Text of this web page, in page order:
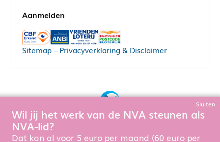
Sitemap– Privacyverklaring & Disclaimer
Om de website goed te laten functioneren en te verbeteren
Sluiten
Wil jij het werk van de NVA steunen als
NVA-lid?
Dat kan al voor 5 euro per maand (60 euro per